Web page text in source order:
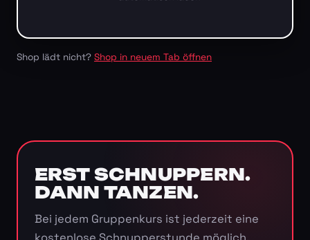
Shop lädt nicht? Shop in neuem Tab öffnen
ERST SCHNUPPERN.
DANN TANZEN.
Bei jedem Gruppenkurs ist jederzeit eine